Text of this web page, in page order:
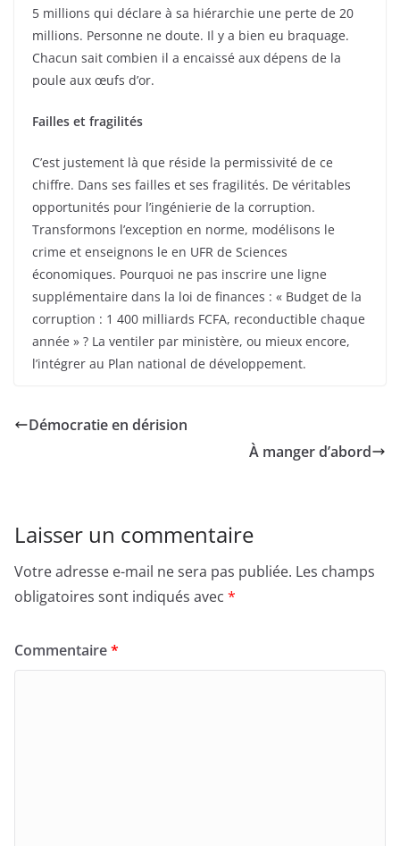
5 millions qui déclare à sa hiérarchie une perte de 20
millions. Personne ne doute. Il y a bien eu braquage.
Chacun sait combien il a encaissé aux dépens de la
poule aux œufs d’or.
Failles et fragilités
C’est justement là que réside la permissivité de ce
chiffre. Dans ses failles et ses fragilités. De véritables
opportunités pour l’ingénierie de la corruption.
Transformons l’exception en norme, modélisons le
crime et enseignons le en UFR de Sciences
économiques. Pourquoi ne pas inscrire une ligne
supplémentaire dans la loi de finances : « Budget de la
corruption : 1 400 milliards FCFA, reconductible chaque
année » ? La ventiler par ministère, ou mieux encore,
l’intégrer au Plan national de développement.
Démocratie en dérision
À manger d’abord
Laisser un commentaire
Votre adresse e-mail ne sera pas publiée. Les champs
obligatoires sont indiqués avec *
Commentaire*